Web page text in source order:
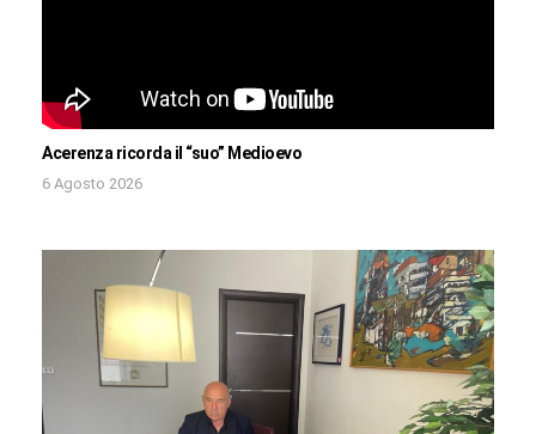
Acerenza ricorda il “suo” Medioevo
6 Agosto 2026